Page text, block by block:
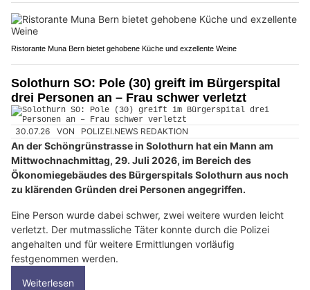
Ristorante Muna Bern bietet gehobene Küche und exzellente Weine
Solothurn SO: Pole (30) greift im Bürgerspital
drei Personen an – Frau schwer verletzt
30.07.26 VON POLIZEI.NEWS REDAKTION
An der Schöngrünstrasse in Solothurn hat ein Mann am
Mittwochnachmittag, 29. Juli 2026, im Bereich des
Ökonomiegebäudes des Bürgerspitals Solothurn aus noch
zu klärenden Gründen drei Personen angegriffen.
Eine Person wurde dabei schwer, zwei weitere wurden leicht
verletzt. Der mutmassliche Täter konnte durch die Polizei
angehalten und für weitere Ermittlungen vorläufig
festgenommen werden.
Weiterlesen